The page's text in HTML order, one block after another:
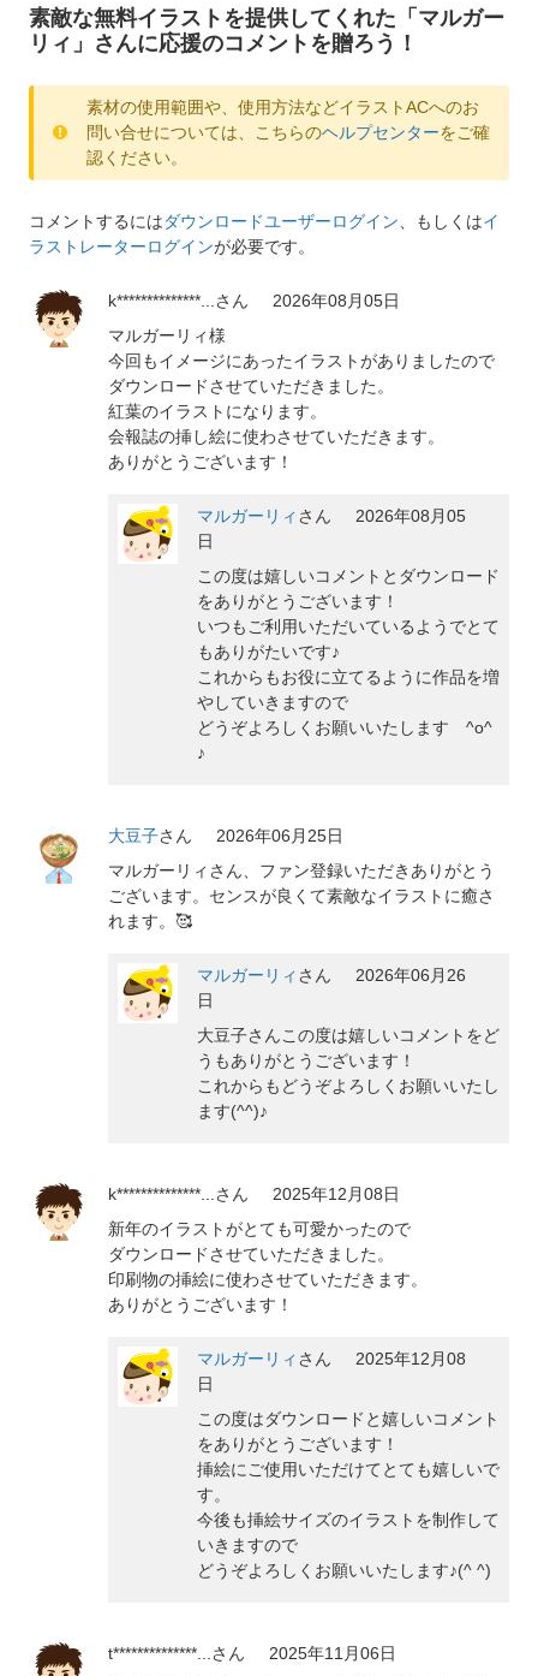
素敵な無料イラストを提供してくれた「マルガー
リィ」さんに応援のコメントを贈ろう！
素材の使用範囲や、使用方法などイラストACへのお
問い合せについては、こちらのヘルプセンターをご確
認ください。
コメントするにはダウンロードユーザーログイン 、もしくはイ
ラストレーターログインが必要です。
k**************... さん
2026年08月05日
マルガーリィ様
今回もイメージにあったイラストがありましたので
ダウンロードさせていただきました。
紅葉のイラストになります。
会報誌の挿し絵に使わさせていただきます。
ありがとうございます！
マルガーリィ さん
2026年08月05
日
この度は嬉しいコメントとダウンロード
をありがとうございます！
いつもご利用いただいているようでとて
もありがたいです♪
これからもお役に立てるように作品を増
やしていきますので
どうぞよろしくお願いいたします ^o^
♪
大豆子さん
2026年06月25日
マルガーリィさん、ファン登録いただきありがとう
ございます。センスが良くて素敵なイラストに癒さ
れます。🥰
マルガーリィ さん
2026年06月26
日
大豆子さんこの度は嬉しいコメントをど
うもありがとうございます！
これからもどうぞよろしくお願いいたし
ます(^^)♪
k**************... さん
2025年12月08日
新年のイラストがとても可愛かったので
ダウンロードさせていただきました。
印刷物の挿絵に使わさせていただきます。
ありがとうございます！
マルガーリィ さん
2025年12月08
日
この度はダウンロードと嬉しいコメント
をありがとうございます！
挿絵にご使用いただけてとても嬉しいで
す。
今後も挿絵サイズのイラストを制作して
いきますので
どうぞよろしくお願いいたします♪(^ ^)
t**************... さん
2025年11月06日